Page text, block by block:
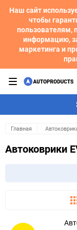
Наш сайт
чтобы
пользователям,
информацию,
маркетинга и
Главная
Автоковрики